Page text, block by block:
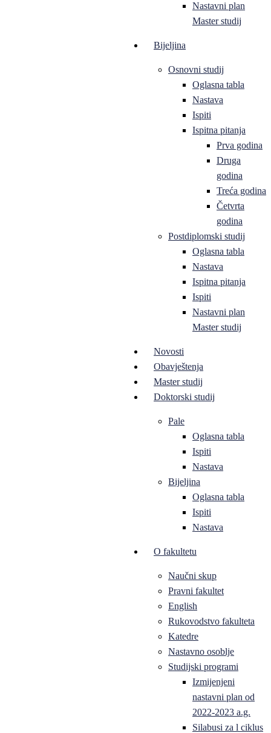
Nastavni plan
Master studij
Bijeljina
Osnovni studij
Oglasna tabla
Nastava
Ispiti
Ispitna pitanja
Prva godina
Druga
godina
Treća godina
Četvrta
godina
Postdiplomski studij
Oglasna tabla
Nastava
Ispitna pitanja
Ispiti
Nastavni plan
Master studij
Novosti
Obavještenja
Master studij
Doktorski studij
Pale
Oglasna tabla
Ispiti
Nastava
Bijeljina
Oglasna tabla
Ispiti
Nastava
O fakultetu
Naučni skup
Pravni fakultet
English
Rukovodstvo fakulteta
Katedre
Nastavno osoblje
Studijski programi
Izmijenjeni
nastavni plan od
2022-2023 a.g.
Silabusi za l ciklus